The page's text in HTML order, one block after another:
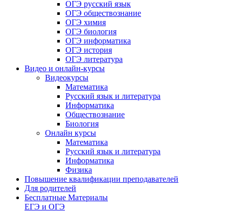
ОГЭ русский язык
ОГЭ обществознание
ОГЭ химия
ОГЭ биология
ОГЭ информатика
ОГЭ история
ОГЭ литература
Видео и онлайн-курсы
Видеокурсы
Математика
Русский язык и литература
Информатика
Обществознание
Биология
Онлайн курсы
Математика
Русский язык и литература
Информатика
Физика
Повышение квалификации преподавателей
Для родителей
Бесплатные Материалы
ЕГЭ и ОГЭ